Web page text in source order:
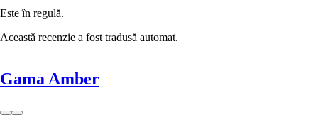
Este în regulă.
Această recenzie a fost tradusă automat.
Gama Amber